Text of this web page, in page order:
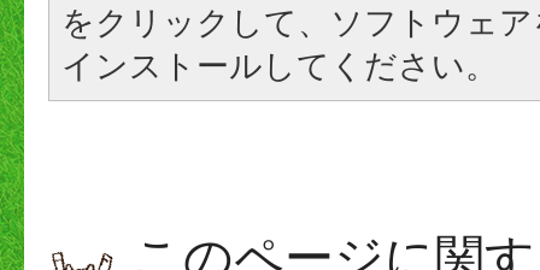
をクリックして、ソフトウェ
インストールしてください。
このページに関